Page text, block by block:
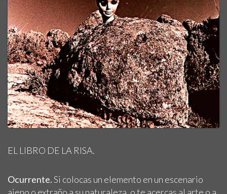
EL LIBRO DE LA RISA.
Ocurrente.Si colocas un elemento en un escenario
ajeno o extraño a su naturaleza, o te acercas al arte o a